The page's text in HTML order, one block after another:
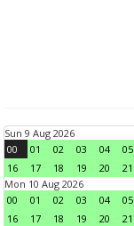
Sun 9 Aug 2026
00
01 02 03 04 05
16
17 18 19 20 21
Mon 10 Aug 2026
00
01 02 03 04 05
16
17 18 19 20 21